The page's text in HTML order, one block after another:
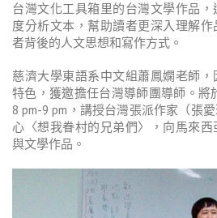
台灣文化工具箱里的台灣文學作品
度分析文本，幫助讀者更深入理解
者背後的人文思想和寫作方式。
慈濟大學東語系中文組蕭鳳嫻老師
特色，獲邀擔任台灣導師團導師。將
8 pm-9 pm，講授台灣張派作家（張
心〈想我眷村的兄弟們〉，向馬來
與文學作品。